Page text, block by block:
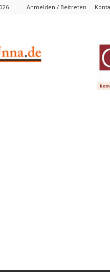
Anmelden / Beitreten